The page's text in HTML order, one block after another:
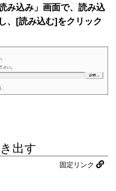
み込み」画面で、読み込
、[読み込む]をクリック
出す
固定リンク